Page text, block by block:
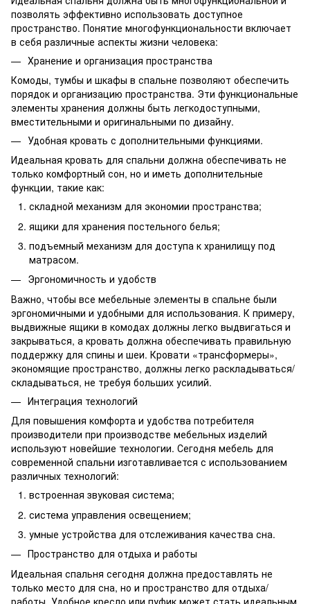
позволять эффективно использовать доступное
пространство. Понятие многофункциональности включает
в себя различные аспекты жизни человека:
Хранение и организация пространства
Комоды, тумбы и шкафы в спальне позволяют обеспечить
порядок и организацию пространства. Эти функциональные
элементы хранения должны быть легкодоступными,
вместительными и оригинальными по дизайну.
Удобная кровать с дополнительными функциями.
Идеальная кровать для спальни должна обеспечивать не
только комфортный сон, но и иметь дополнительные
функции, такие как:
складной механизм для экономии пространства;
ящики для хранения постельного белья;
подъемный механизм для доступа к хранилищу под
матрасом.
Эргономичность и удобств
Важно, чтобы все мебельные элементы в спальне были
эргономичными и удобными для использования. К примеру,
выдвижные ящики в комодах должны легко выдвигаться и
закрываться, а кровать должна обеспечивать правильную
поддержку для спины и шеи. Кровати «трансформеры»,
экономящие пространство, должны легко раскладываться/
складываться, не требуя больших усилий.
Интеграция технологий
Для повышения комфорта и удобства потребителя
производители при производстве мебельных изделий
используют новейшие технологии. Сегодня мебель для
современной спальни изготавливается с использованием
различных технологий:
встроенная звуковая система;
система управления освещением;
умные устройства для отслеживания качества сна.
Пространство для отдыха и работы
Идеальная спальня сегодня должна предоставлять не
только место для сна, но и пространство для отдыха/
работы. Удобное кресло или пуфик может стать идеальным